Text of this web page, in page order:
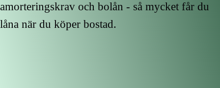
amorteringskrav och bolån - så mycket får du
låna när du köper bostad.